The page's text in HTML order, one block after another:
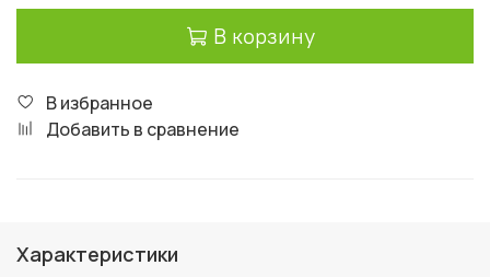
В корзину
В избранное
Добавить в сравнение
Характеристики